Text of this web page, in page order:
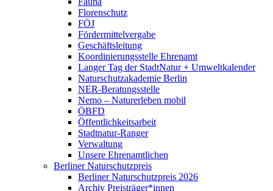
Florenschutz
FÖJ
Fördermittelvergabe
Geschäftsleitung
Koordinierungsstelle Ehrenamt
Langer Tag der StadtNatur + Umweltkalender
Naturschutzakademie Berlin
NER-Beratungsstelle
Nemo – Naturerleben mobil
ÖBFD
Öffentlichkeitsarbeit
Stadtnatur-Ranger
Verwaltung
Unsere Ehrenamtlichen
Berliner Naturschutzpreis
Berliner Naturschutzpreis 2026
Archiv Preisträger*innen